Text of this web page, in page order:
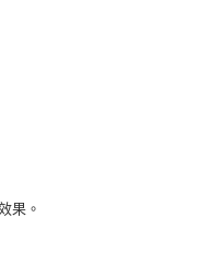
跳轉至「AFTEE先享後付」
若您需要取消訂單，請聯絡
果。